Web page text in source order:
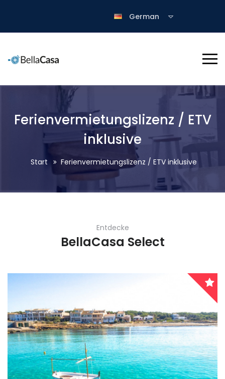
German
Ferienvermietungslizenz / ETV
inklusive
Start Ferienvermietungslizenz / ETV inklusive
Entdecke
BellaCasa Select